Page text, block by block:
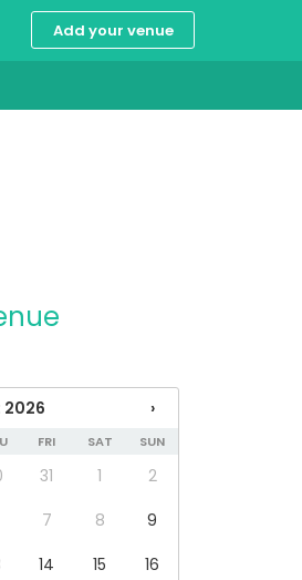
Add your venue
›
FRI SAT SUN
31 1
2
7 8
9
14 15
16